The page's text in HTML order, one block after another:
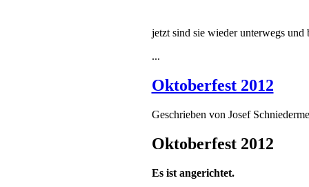
jetzt sind sie wieder unterwegs und
...
Oktoberfest 2012
Geschrieben von Josef
Oktoberfest 2012
Es ist angerichtet.